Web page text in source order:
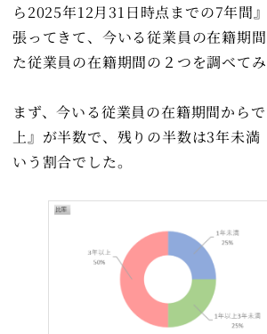
ら2025年12月31日時点までの7年間
張ってきて、今いる従業員の在籍期
た従業員の在籍期間の２つを調べてみ
まず、今いる従業員の在籍期間から
上』が半数で、残りの半数は3年未
いう割合でした。